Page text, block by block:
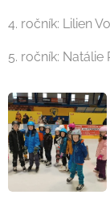
4. ročník: Lilien
5. ročník: